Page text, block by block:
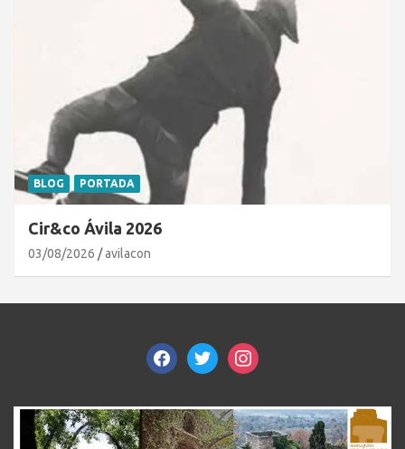
BLOG PORTADA
Cir&co Ávila 2026
03/08/2026 avilacon
facebooktwitterinstagram